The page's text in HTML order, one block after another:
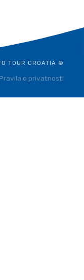
TOUR CROATIA ©
Pravila o privatnosti